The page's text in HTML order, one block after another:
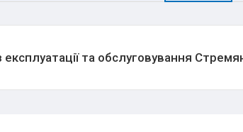
експлуатації та обслуговування